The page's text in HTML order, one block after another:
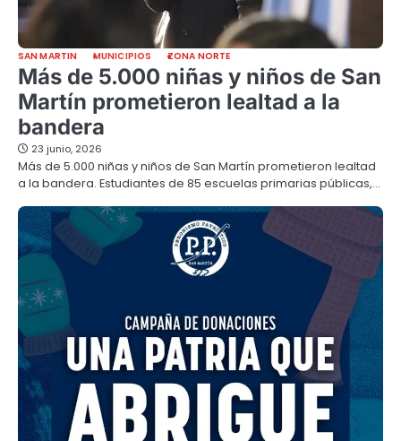
SAN MARTIN MUNICIPIOS ZONA NORTE
Más de 5.000 niñas y niños de San
Martín prometieron lealtad a la
bandera
23 junio, 2026
Más de 5.000 niñas y niños de San Martín prometieron lealtad
a la bandera. Estudiantes de 85 escuelas primarias públicas,…